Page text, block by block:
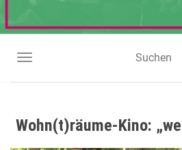
NAVIGATION UMSCHALTEN
Wohn(t)räume-Kino: